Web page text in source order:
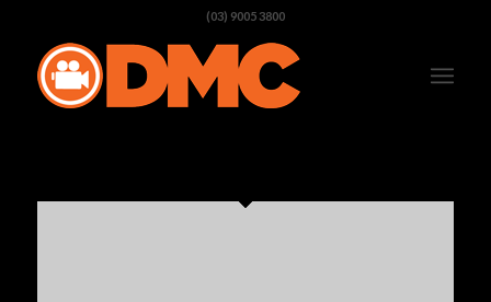
(03) 9005 3800